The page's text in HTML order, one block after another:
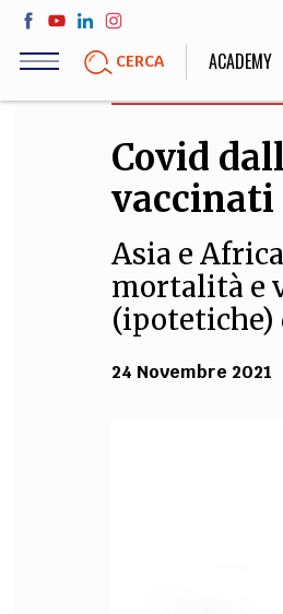
Salta
contenuto
CERCA ACADEMY
LIFE STYLE
Sport, Cucina, Viaggi,
Covid
vaccinati
Asia e
mortalità e
(ipotetiche)
24 Novembre 2021